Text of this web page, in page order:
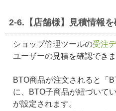
2-6.【店舗様】見積情報を
ショップ管理ツールの受注
ユーザーの見積を確認できま
BTO商品が注文されると「
に、BTO子商品が紐づいて
が設定されます。